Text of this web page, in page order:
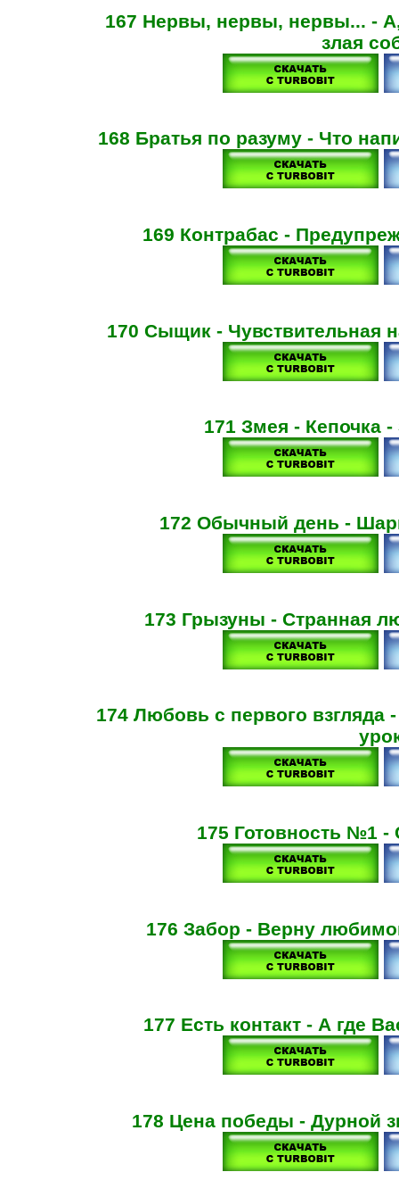
167 Нервы, нервы, нервы... -
злая
168 Братья по разуму - Что
169 Контрабас -
170 Сыщик - Чувствительная
171 Змея - Кепочка
172 Обычный день -
173 Грызуны - Странная
174 Любовь с первого взгляда
175 Готовность №1
176 Забор - Верну
177 Есть контакт - А где
178 Цена победы - Дурной